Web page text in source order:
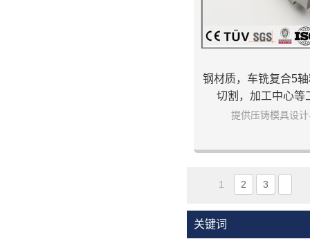
钢材质，车铣复合5
切割，加工中心等
提供压铸模具设
1 2 3
关键词